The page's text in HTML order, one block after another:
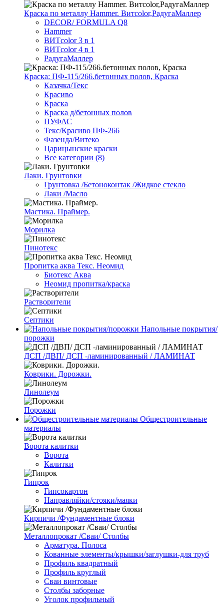
Краска по металлу Hammer. Витcolor,РадугаМаллер
DECOR/ FORMULA Q8
Hammer
ВИТcolor 3 в 1
ВИТcolor 4 в 1
РадугаМаллер
Краска: ПФ-115/266.бетонных полов, Краска
Казачка/Текс
Красиво
Краска
Краска д/бетонных полов
ПУФАС
Текс/Красиво ПФ-266
Фазенда/Витеко
Царицынские краски
Все категории (8)
Лаки. Грунтовки
Грунтовка /Бетоноконтак /Жидкое стекло
Лаки /Масло
Мастика. Праймер.
Морилка
Пинотекс
Пропитка аква Текс. Неомид
Биотекс Аква
Неомид пропитка/краска
Растворители
Септики
Напольные покрытия/
порожки
ДСП /ДВП/ ДСП -ламинированный / ЛАМИНАТ
Коврики. Дорожки.
Линолеум
Порожки
Общестроительные
материалы
Ворота калитки
Ворота
Калитки
Гипрок
Гипсокартон
Направляйки/стояки/маяки
Кирпичи /Фундаментные блоки
Металлопрокат /Сваи/ Столбы
Арматура. Полоса
Кованные элементы/крышки/заглушки-для труб
Профиль квадратный
Профиль круглый
Сваи винтовые
Столбы заборные
Уголок профильный